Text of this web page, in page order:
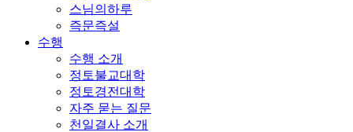
스님의하루
즉문즉설
수행
수행 소개
정토불교대학
정토경전대학
자주 묻는 질문
천일결사 소개